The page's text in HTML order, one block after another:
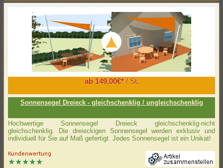
ab 149,00€*/ St.
Sonnensegel Dreieck - gleichschenklig / ungleichschenklig
Hochwertige Sonnensegel Dreieck gleichschenklig-nicht
gleichschenklig. Die dreieckigen Sonnensegel werden exklusiv und
individuell für Sie auf Maß gefertigt. Jedes Sonnensegel ist ein Unikat!